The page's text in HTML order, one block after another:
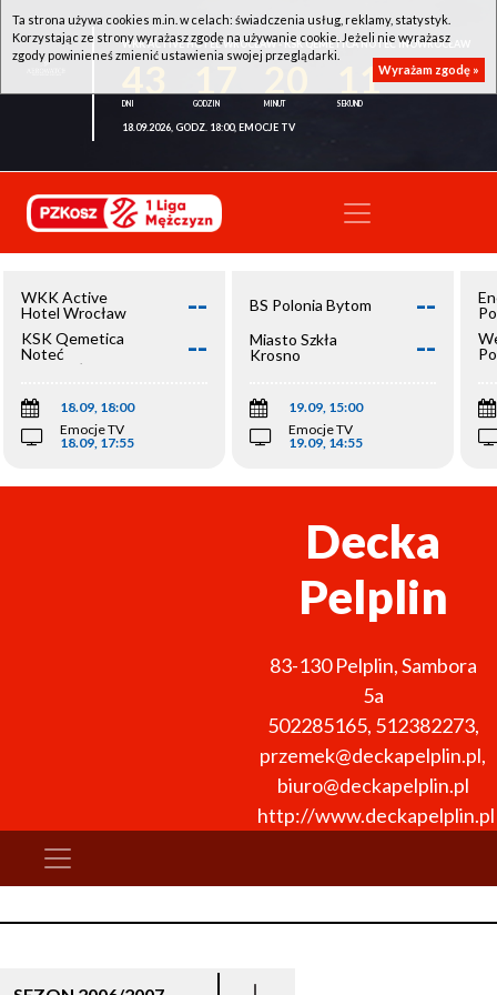
WKK ACTIVE HOTEL WROCŁAW - KSK QEMETICA NOTEĆ INOWROCŁAW
11
18.09.2026, GODZ. 18:00, EMOCJE TV
WKK Active
Hotel Wrocław
--
KSK Qemetica
Noteć
Inowrocław
--
18.09, 18:00
Emocje TV
18.09, 17:55
BS Polonia Bytom --
Miasto Szkła
Krosno
--
19.09, 15:00
Emocje TV
19.09, 14:55
Decka
Pelplin
83-130 Pelplin,Sambora
5a
502285165, 512382273,
przemek@deckapelplin.pl,
biuro@deckapelplin.pl
http://www.deckapelplin.pl
Ta strona używa cookies m.in. w celach: świadczenia usług, reklamy, statystyk.
Korzystając ze strony wyrażasz zgodę na używanie cookie. Jeżeli nie wyrażasz
zgody powinieneś zmienić ustawienia swojej przeglądarki.
Wyrażam zgodę »